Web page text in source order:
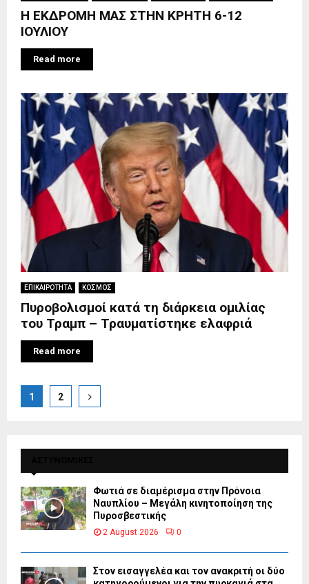
Η ΕΚΔΡΟΜΗ ΜΑΣ ΣΤΗΝ ΚΡΗΤΗ 6-12
ΙΟΥΛΙΟΥ
Read more
ΕΠΙΚΑΙΡΟΤΗΤΑ ΚΟΣΜΟΣ
Πυροβολισμοί κατά τη διάρκεια ομιλίας
του Τραμπ – Τραυματίστηκε ελαφριά
Read more
Posts
1 2
Φωτιά σε διαμέρισμα στην Πρόνοια
Ναυπλίου – Μεγάλη κινητοποίηση της
Πυροσβεστικής
2 August 2026 0
Στον εισαγγελέα και τον ανακριτή οι δύο